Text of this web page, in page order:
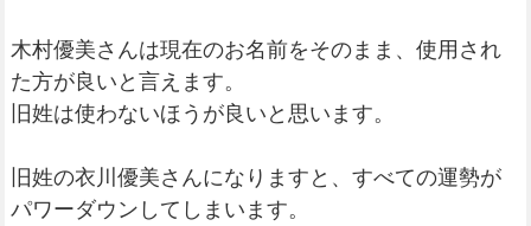
木村優美さんは現在のお名前をそのまま、使用され
た方が良いと言えます。
旧姓は使わないほうが良いと思います。
旧姓の衣川優美さんになりますと、すべての運勢が
パワーダウンしてしまいます。